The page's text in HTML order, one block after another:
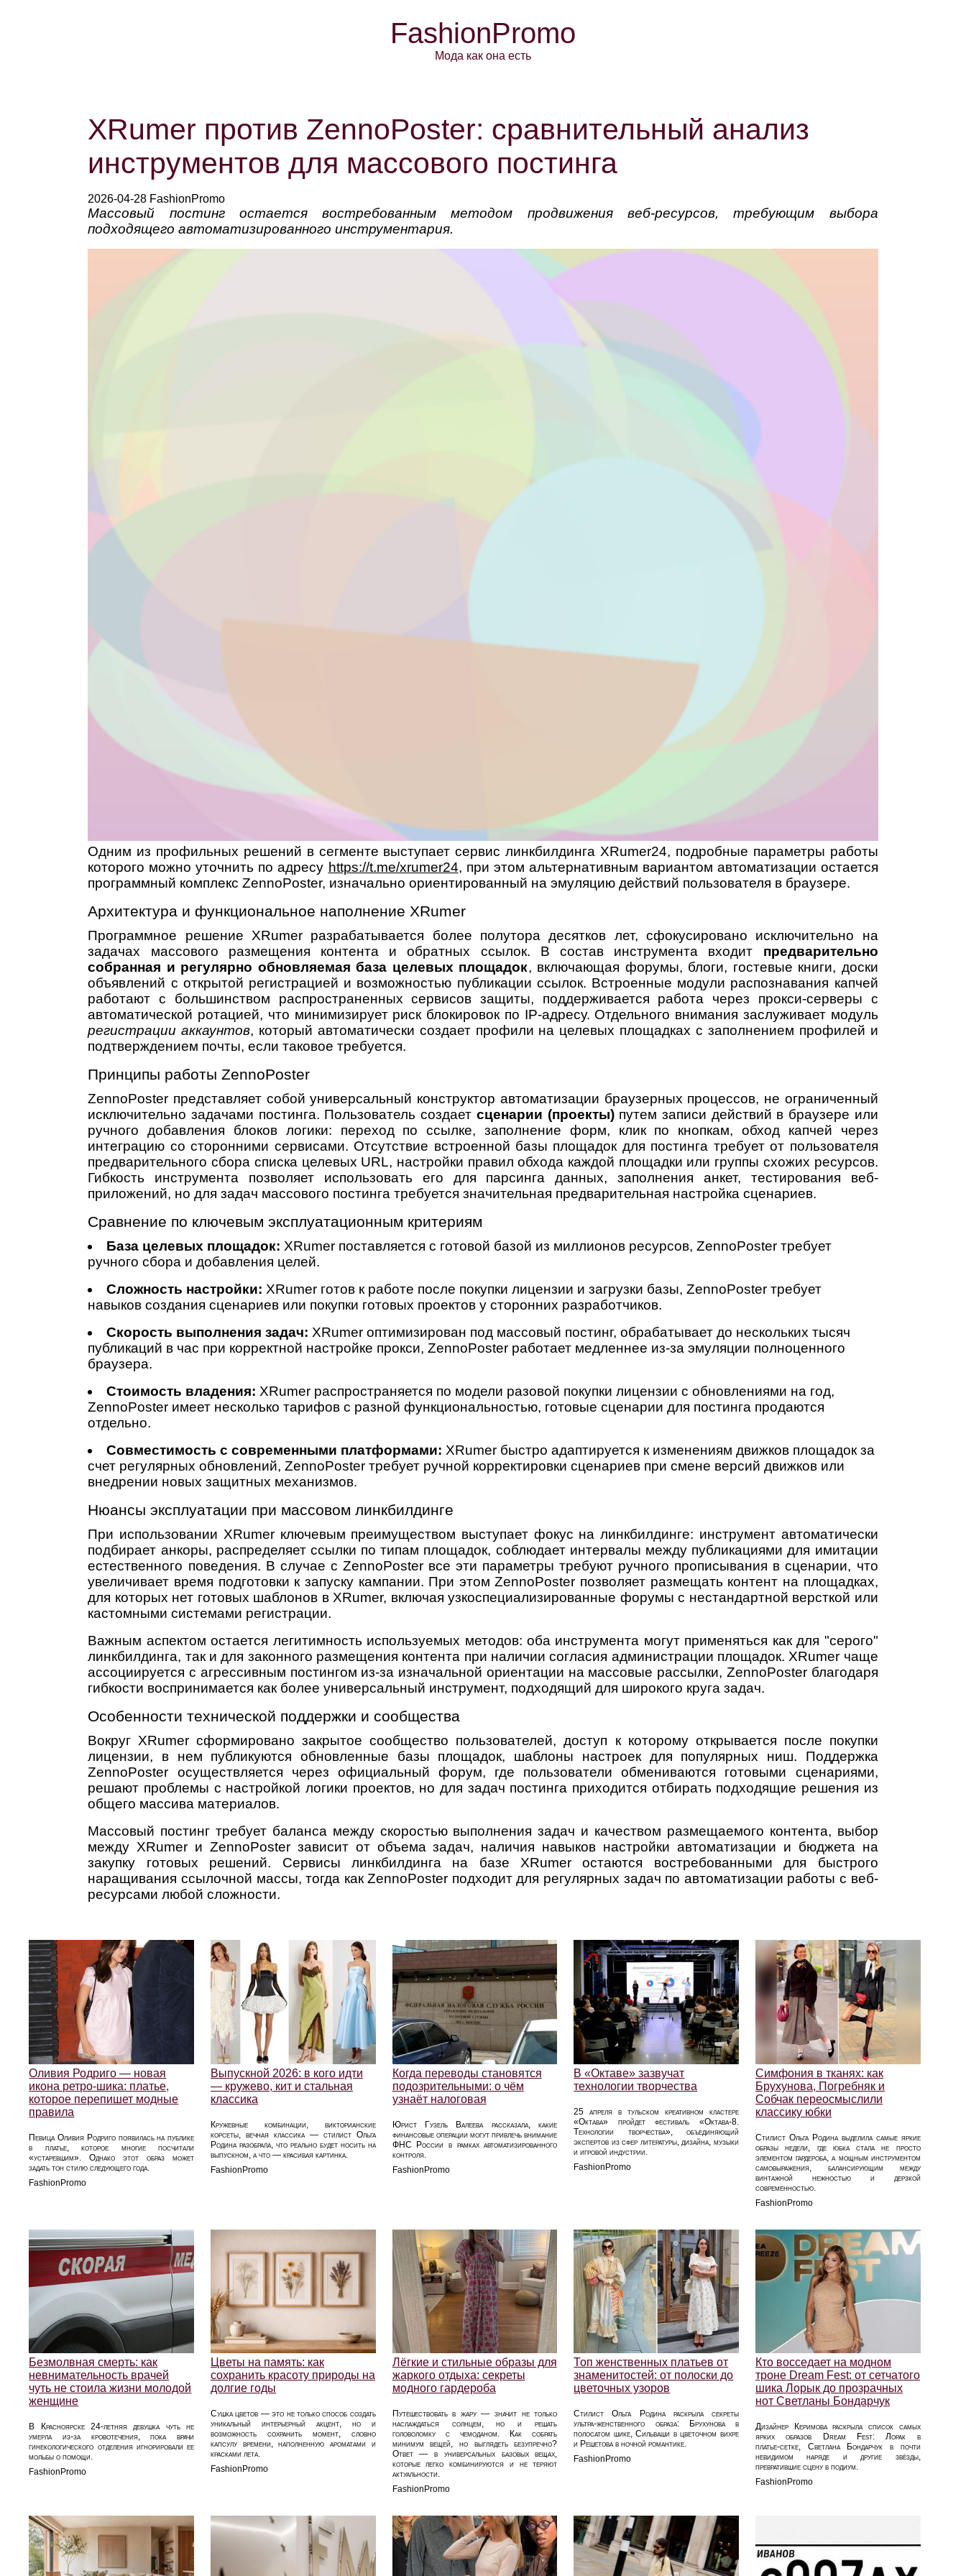
FashionPromo
Мода как она есть
XRumer против ZennoPoster: сравнительный анализ
инструментов для массового постинга
2026-04-28 FashionPromo
Массовый постинг остается востребованным методом продвижения веб-ресурсов, требующим выбора
подходящего автоматизированного инструментария.
Одним из профильных решений в сегменте выступает сервис линкбилдинга XRumer24, подробные параметры работы
которого можно уточнить по адресу https://t.me/xrumer24, при этом альтернативным вариантом автоматизации остается
программный комплекс ZennoPoster, изначально ориентированный на эмуляцию действий пользователя в браузере.
Архитектура и функциональное наполнение XRumer
Программное решение XRumer разрабатывается более полутора десятков лет, сфокусировано исключительно на
задачах массового размещения контента и обратных ссылок. В состав инструмента входит предварительно
собранная и регулярно обновляемая база целевых площадок, включающая форумы, блоги, гостевые книги, доски
объявлений с открытой регистрацией и возможностью публикации ссылок. Встроенные модули распознавания капчей
работают с большинством распространенных сервисов защиты, поддерживается работа через прокси-серверы с
автоматической ротацией, что минимизирует риск блокировок по IP-адресу. Отдельного внимания заслуживает модуль
регистрации аккаунтов, который автоматически создает профили на целевых площадках с заполнением профилей и
подтверждением почты, если таковое требуется.
Принципы работы ZennoPoster
ZennoPoster представляет собой универсальный конструктор автоматизации браузерных процессов, не ограниченный
исключительно задачами постинга. Пользователь создает сценарии (проекты)путем записи действий в браузере или
ручного добавления блоков логики: переход по ссылке, заполнение форм, клик по кнопкам, обход капчей через
интеграцию со сторонними сервисами. Отсутствие встроенной базы площадок для постинга требует от пользователя
предварительного сбора списка целевых URL, настройки правил обхода каждой площадки или группы схожих ресурсов.
Гибкость инструмента позволяет использовать его для парсинга данных, заполнения анкет, тестирования веб-
приложений, но для задач массового постинга требуется значительная предварительная настройка сценариев.
Сравнение по ключевым эксплуатационным критериям
База целевых площадок: XRumer поставляется с готовой базой из миллионов ресурсов, ZennoPoster требует
ручного сбора и добавления целей.
Сложность настройки: XRumer готов к работе после покупки лицензии и загрузки базы, ZennoPoster требует
навыков создания сценариев или покупки готовых проектов у сторонних разработчиков.
Скорость выполнения задач: XRumer оптимизирован под массовый постинг, обрабатывает до нескольких тысяч
публикаций в час при корректной настройке прокси, ZennoPoster работает медленнее из-за эмуляции полноценного
браузера.
Стоимость владения: XRumer распространяется по модели разовой покупки лицензии с обновлениями на год,
ZennoPoster имеет несколько тарифов с разной функциональностью, готовые сценарии для постинга продаются
отдельно.
Совместимость с современными платформами: XRumer быстро адаптируется к изменениям движков площадок за
счет регулярных обновлений, ZennoPoster требует ручной корректировки сценариев при смене версий движков или
внедрении новых защитных механизмов.
Нюансы эксплуатации при массовом линкбилдинге
При использовании XRumer ключевым преимуществом выступает фокус на линкбилдинге: инструмент автоматически
подбирает анкоры, распределяет ссылки по типам площадок, соблюдает интервалы между публикациями для имитации
естественного поведения. В случае с ZennoPoster все эти параметры требуют ручного прописывания в сценарии, что
увеличивает время подготовки к запуску кампании. При этом ZennoPoster позволяет размещать контент на площадках,
для которых нет готовых шаблонов в XRumer, включая узкоспециализированные форумы с нестандартной версткой или
кастомными системами регистрации.
Важным аспектом остается легитимность используемых методов: оба инструмента могут применяться как для "серого"
линкбилдинга, так и для законного размещения контента при наличии согласия администрации площадок. XRumer чаще
ассоциируется с агрессивным постингом из-за изначальной ориентации на массовые рассылки, ZennoPoster благодаря
гибкости воспринимается как более универсальный инструмент, подходящий для широкого круга задач.
Особенности технической поддержки и сообщества
Вокруг XRumer сформировано закрытое сообщество пользователей, доступ к которому открывается после покупки
лицензии, в нем публикуются обновленные базы площадок, шаблоны настроек для популярных ниш. Поддержка
ZennoPoster осуществляется через официальный форум, где пользователи обмениваются готовыми сценариями,
решают проблемы с настройкой логики проектов, но для задач постинга приходится отбирать подходящие решения из
общего массива материалов.
Массовый постинг требует баланса между скоростью выполнения задач и качеством размещаемого контента, выбор
между XRumer и ZennoPoster зависит от объема задач, наличия навыков настройки автоматизации и бюджета на
закупку готовых решений. Сервисы линкбилдинга на базе XRumer остаются востребованными для быстрого
наращивания ссылочной массы, тогда как ZennoPoster подходит для регулярных задач по автоматизации работы с веб-
ресурсами любой сложности.
Оливия Родриго — новая
икона ретро-шика: платье,
которое перепишет модные
правила
Певица Оливия Родриго появилась на публике
в платье, которое многие посчитали
«устаревшим». Однако этот образ может
задать тон стилю следующего года.
FashionPromo
Выпускной 2026: в кого идти
— кружево, кит и стальная
классика
Кружевные комбинации, викторианские
корсеты, вечная классика — стилист Ольга
Родина разобрала, что реально будет носить на
выпускном, а что — красивая картинка.
FashionPromo
Когда переводы становятся
подозрительными: о чём
узнаёт налоговая
Юрист Гузель Валеева рассказала, какие
финансовые операции могут привлечь внимание
ФНС России в рамках автоматизированного
контроля.
FashionPromo
В «Октаве» зазвучат
технологии творчества
25 апреля в тульском креативном кластере
«Октава» пройдет фестиваль «Октава-8.
Технологии творчества», объединяющий
экспертов из сфер литературы, дизайна, музыки
и игровой индустрии.
FashionPromo
Симфония в тканях: как
Брухунова, Погребняк и
Собчак переосмыслили
классику юбки
Стилист Ольга Родина выделила самые яркие
образы недели, где юбка стала не просто
элементом гардероба, а мощным инструментом
самовыражения, балансирующим между
винтажной нежностью и дерзкой
современностью.
FashionPromo
Безмолвная смерть: как
невнимательность врачей
чуть не стоила жизни молодой
женщине
В Красноярске 24-летняя девушка чуть не
умерла из-за кровотечения, пока врачи
гинекологического отделения игнорировали ее
мольбы о помощи.
FashionPromo
Цветы на память: как
сохранить красоту природы на
долгие годы
Сушка цветов — это не только способ создать
уникальный интерьерный акцент, но и
возможность сохранить момент, словно
капсулу времени, наполненную ароматами и
красками лета.
FashionPromo
Лёгкие и стильные образы для
жаркого отдыха: секреты
модного гардероба
Путешествовать в жару — значит не только
наслаждаться солнцем, но и решать
головоломку с чемоданом. Как собрать
минимум вещей, но выглядеть безупречно?
Ответ — в универсальных базовых вещах,
которые легко комбинируются и не теряют
актуальности.
FashionPromo
Топ женственных платьев от
знаменитостей: от полоски до
цветочных узоров
Стилист Ольга Родина раскрыла секреты
ультра‑женственного образа: Брухунова в
полосатом шике, Сильваши в цветочном вихре
и Решетова в ночной романтике.
FashionPromo
Кто восседает на модном
троне Dream Fest: от сетчатого
шика Лорык до прозрачных
нот Светланы Бондарчук
Дизайнер Керимова раскрыла список самых
ярких образов Dream Fest: Лорак в
платье‑сетке, Светлана Бондарчук в почти
невидимом наряде и другие звёзды,
превратившие сцену в подиум.
FashionPromo